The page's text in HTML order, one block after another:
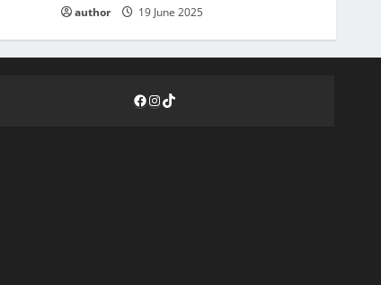
author 19 June 2025
Facebook
Instagram
TikTok